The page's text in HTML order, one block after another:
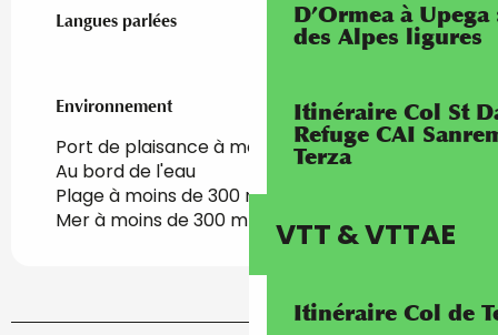
D’Ormea à
des Alpes ligures
Itinéraire Col St
Refuge CAI
Terza
VTT & VTTAE
Itinéraire Col de
Langues parlées
Langues parlées
Environnement
Environnement
Port de plaisance à moins de 500 m
Au bord de l'eau
Plage à moins de 300 m
Mer à moins de 300 m